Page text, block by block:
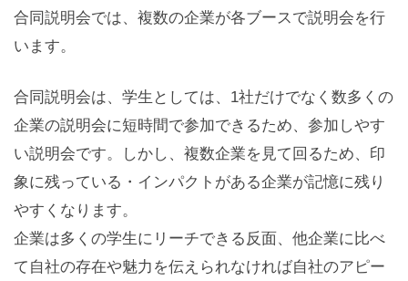
合同説明会では、複数の企業が各ブースで説明会を行
います。
合同説明会は、学生としては、1社だけでなく数多くの
企業の説明会に短時間で参加できるため、参加しやす
い説明会です。しかし、複数企業を見て回るため、印
象に残っている・インパクトがある企業が記憶に残り
やすくなります。
企業は多くの学生にリーチできる反面、他企業に比べ
て自社の存在や魅力を伝えられなければ自社のアピー